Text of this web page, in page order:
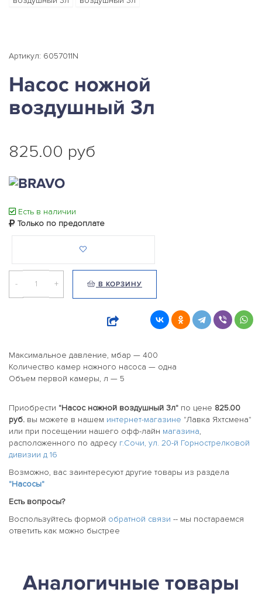
Артикул: 6057011N
Насос ножной
воздушный 3л
825.00 руб
Есть в наличии
Только по предоплате
- + В КОРЗИНУ
Максимальное давление, мбар — 400
Количество камер ножного насоса — одна
Объем первой камеры, л — 5
Приобрести "Насос ножной воздушный 3л" по цене 825.00
руб. вы можете в нашем интернет-магазине "Лавка Яхтсмена"
или при посещении нашего офф-лайн магазина,
расположенного по адресу г.Сочи, ул. 20-й Горнострелковой
дивизии д 16
Возможно, вас заинтересуют другие товары из раздела
"Насосы"
Есть вопросы?
Воспользуйтесь формой обратной связи -- мы постараемся
ответить как можно быстрее
Аналогичные товары